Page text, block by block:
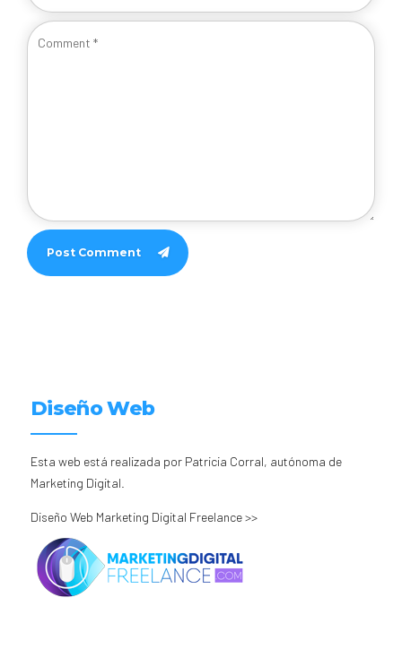
Post Comment
Diseño Web
Esta web está realizada por Patricia Corral, autónoma de
Marketing Digital.
Diseño Web Marketing Digital Freelance >>